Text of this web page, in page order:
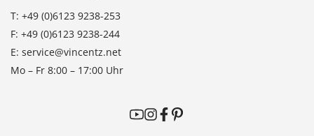
T: +49 (0)6123 9238-253
F: +49 (0)6123 9238-244
E: service@vincentz.net
Mo – Fr 8:00 – 17:00 Uhr